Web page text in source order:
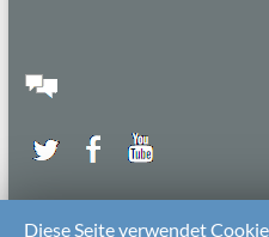
Diese Seite verwendet